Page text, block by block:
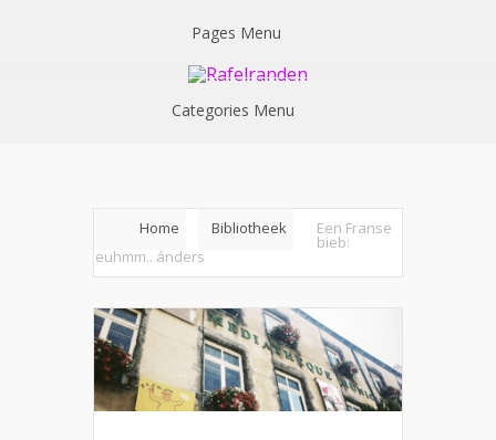
Pages Menu
Categories Menu
Home Bibliotheek Een Franse
bieb:
euhmm.. ánders